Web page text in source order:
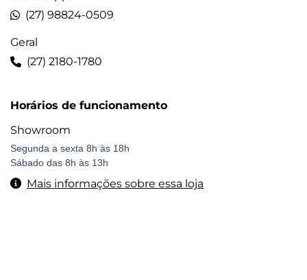
(27) 98824-0509
Geral
(27) 2180-1780
Horários de funcionamento
Showroom
Segunda a sexta 8h às 18h
Sábado das 8h às 13h
Mais informações sobre essa loja